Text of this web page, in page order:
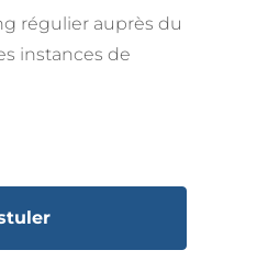
régulier auprès du
instances de